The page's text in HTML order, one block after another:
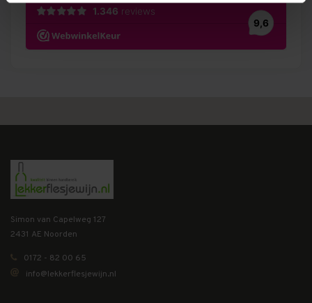
Simon van Capelweg 127
2431 AE Noorden
0172 - 82 00 65
info@lekkerflesjewijn.nl